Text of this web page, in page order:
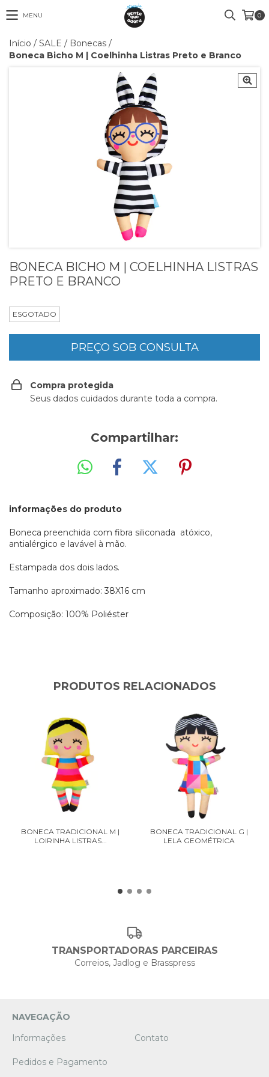
MENU 0
Início / SALE / Bonecas /
Boneca Bicho M | Coelhinha Listras Preto e Branco
BONECA BICHO M | COELHINHA LISTRAS
PRETO E BRANCO
ESGOTADO
Compra protegida
Seus dados cuidados durante toda a compra.
Compartilhar:
informações do produto
Boneca preenchida com fibra siliconada atóxico,
antialérgico e lavável à mão.
Estampada dos dois lados.
Tamanho aproximado: 38X16 cm
Composição: 100% Poliéster
PRODUTOS RELACIONADOS
BONECA TRADICIONAL M |
LOIRINHA LISTRAS...
BONECA TRADICIONAL G |
LELA GEOMÉTRICA
TRANSPORTADORAS PARCEIRAS
Correios, Jadlog e Brasspress
NAVEGAÇÃO
Informações
Contato
Pedidos e Pagamento